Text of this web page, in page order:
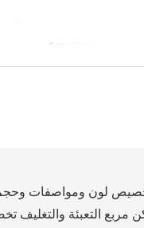
لون ومواصفات وحجم
مربع التعبئة والتغليف